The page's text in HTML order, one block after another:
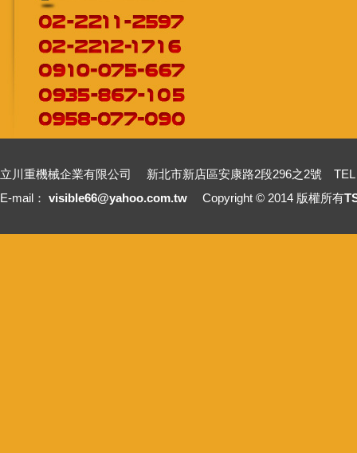
立川重機械企業有限公司 新北市新店區安康路2段296之2號 TEL
E-mail： visible66@yahoo.com.tw Copyright © 2014 版權所有